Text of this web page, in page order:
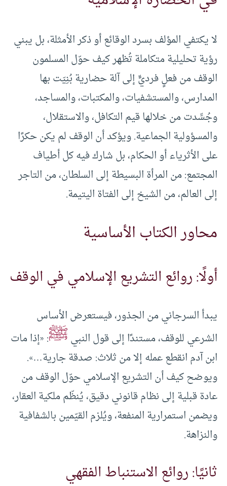
لا يكتفي المؤلف بسرد الوقائع أو ذكر الأمثلة، بل يبني
رؤية تحليلية متكاملة تُظهر كيف حوّل المسلمون
الوقف من فعلٍ فرديٍّ إلى آلة حضارية بُنِيَت بها
المدارس، والمستشفيات، والمكتبات، والمساجد،
وجُسِّدت من خلالها قيم التكافل، والاستقلال،
والمسؤولية الجماعية. ويؤكد أن الوقف لم يكن حكرًا
على الأثرياء أو الحكام، بل شارك فيه كل أطياف
المجتمع: من المرأة البسيطة إلى السلطان، من التاجر
إلى العالم، من الشيخ إلى الفتاة اليتيمة.
محاور الكتاب الأساسية
أولًا: روائع التشريع الإسلامي في الوقف
يبدأ السرجاني من الجذور، فيستعرض الأساس
الشرعي للوقف، مستندًا إلى قول النبيﷺ: «إذا مات
ابن آدم انقطع عمله إلا من ثلاث: صدقة جارية…».
ويوضح كيف أن التشريع الإسلامي حوّل الوقف من
عادة قبلية إلى نظام قانوني دقيق، يُنظّم ملكية العقار،
ويضمن استمرارية المنفعة، ويُلزم القيّمين بالشفافية
والنزاهة.
ثانيًا: روائع الاستنباط الفقهي